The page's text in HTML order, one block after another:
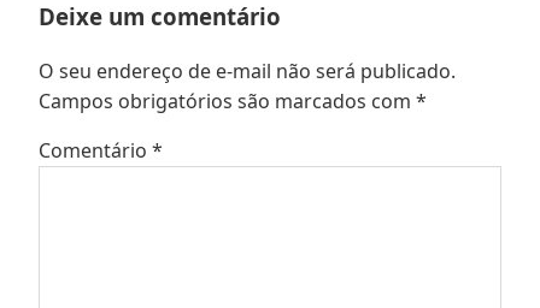
Deixe um comentário
O seu endereço de e-mail não será publicado.
Campos obrigatórios são marcados com *
Comentário *